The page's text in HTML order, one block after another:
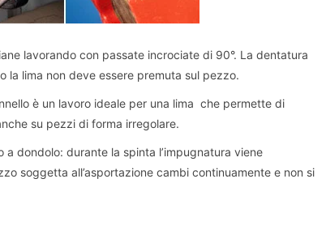
lavorando con passate incrociate di 90°. La dentatura
la lima non deve essere premuta sul pezzo.
è un lavoro ideale per una lima che permette di
su pezzi di forma irregolare.
dondolo: durante la spinta l’impugnatura viene
soggetta all’asportazione cambi continuamente e non si